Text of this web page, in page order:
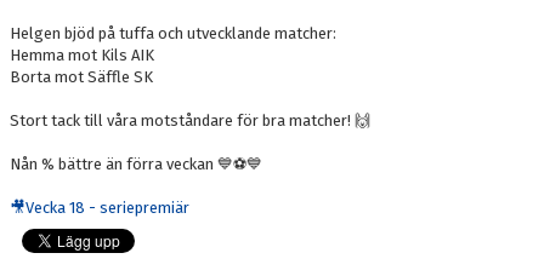
KONTAKT
MERCH
Helgen bjöd på tuffa och utvecklande matcher:
Hemma mot Kils AIK
Borta mot Säffle SK
Stort tack till våra motståndare för bra matcher! 🙌
Nån % bättre än förra veckan 💙⚽💙
🎥Vecka 18 - seriepremiär